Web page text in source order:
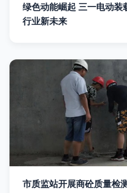
绿色动能崛起 三一电动装
行业新未来
市质监站开展商砼质量检